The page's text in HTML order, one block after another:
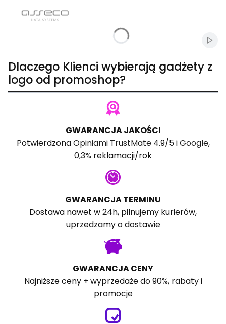
Dlaczego Klienci wybierają gadżety z
logo od promoshop?
GWARANCJA JAKOŚCI
PotwierdzonaOpiniami TrustMate4.9/5 iGoogle,
0,3% reklamacji/rok
GWARANCJA TERMINU
Dostawa nawet w 24h, pilnujemy kurierów,
uprzedzamy o dostawie
GWARANCJA CENY
Najniższe ceny + wyprzedaże do 90%, rabaty i
promocje